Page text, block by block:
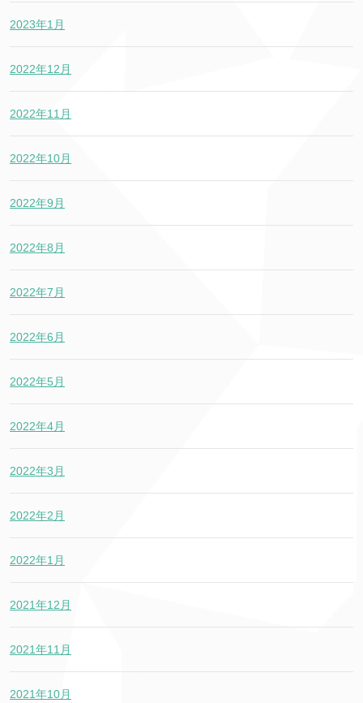
2023年1月
2022年12月
2022年11月
2022年10月
2022年9月
2022年8月
2022年7月
2022年6月
2022年5月
2022年4月
2022年3月
2022年2月
2022年1月
2021年12月
2021年11月
2021年10月